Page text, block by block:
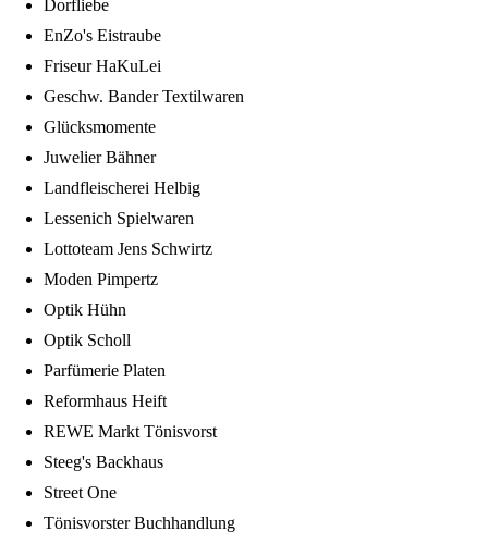
Dorfliebe
EnZo's Eistraube
Friseur HaKuLei
Geschw. Bander Textilwaren
Glücksmomente
Juwelier Bähner
Landfleischerei Helbig
Lessenich Spielwaren
Lottoteam Jens Schwirtz
Moden Pimpertz
Optik Hühn
Optik Scholl
Parfümerie Platen
Reformhaus Heift
REWE Markt Tönisvorst
Steeg's Backhaus
Street One
Tönisvorster Buchhandlung